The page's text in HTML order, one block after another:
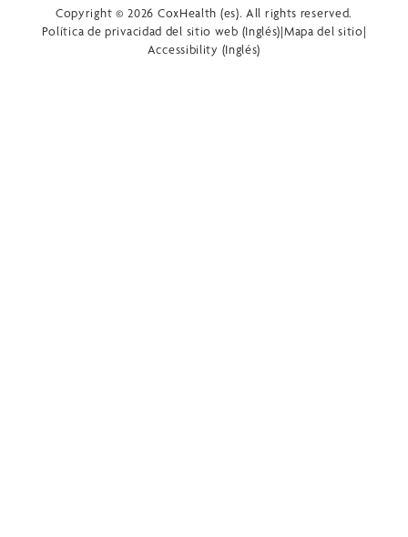
Copyright © 2026 CoxHealth (es). All rights reserved.
Política de privacidad del sitio web (Inglés)|Mapa del sitio|
Accessibility (Inglés)